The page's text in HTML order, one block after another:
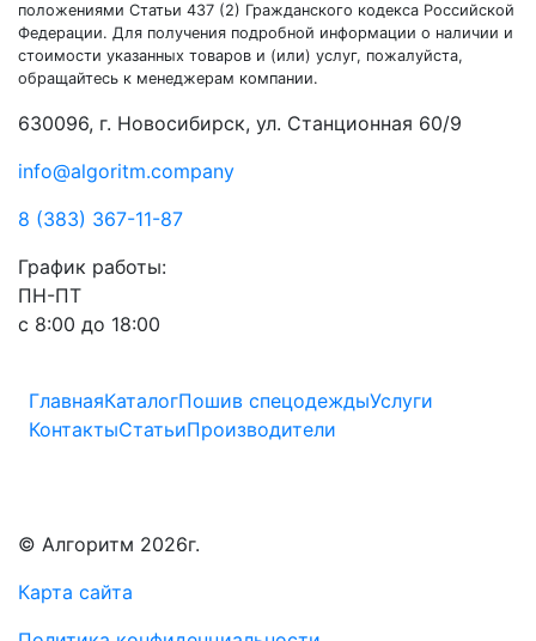
положениями Статьи 437 (2) Гражданского кодекса Российской
Федерации. Для получения подробной информации о наличии и
стоимости указанных товаров и (или) услуг, пожалуйста,
обращайтесь к менеджерам компании.
630096, г. Новосибирск, ул. Станционная 60/9
info@algoritm.company
8 (383) 367-11-87
График работы:
ПН-ПТ
с 8:00 до 18:00
ГлавнаяКаталогПошив спецодеждыУслуги
КонтактыСтатьиПроизводители
© Алгоритм 2026г.
Карта сайта